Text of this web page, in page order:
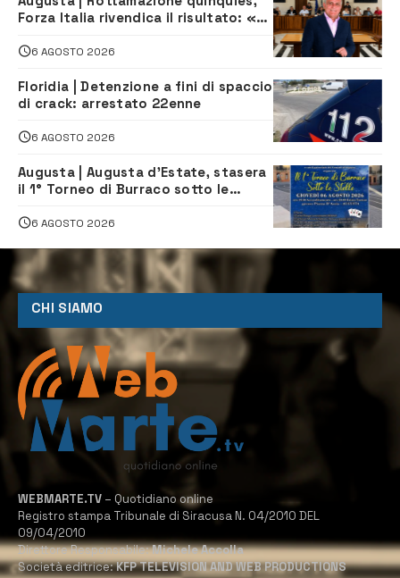
Forza Italia rivendica il risultato: «La
6 AGOSTO 2026
Floridia | Detenzione a fini di spaccio
di crack: arrestato 22enne
6 AGOSTO 2026
Augusta | Augusta d’Estate, stasera
il 1° Torneo di Burraco sotto le
6 AGOSTO 2026
CHI SIAMO
WEBMARTE.TV – Quotidiano online
Registro stampa Tribunale di Siracusa N. 04/2010 DEL
09/04/2010
Direttore Responsabile:Michele Accolla
Società editrice:KFP TELEVISION AND WEB PRODUCTIONS